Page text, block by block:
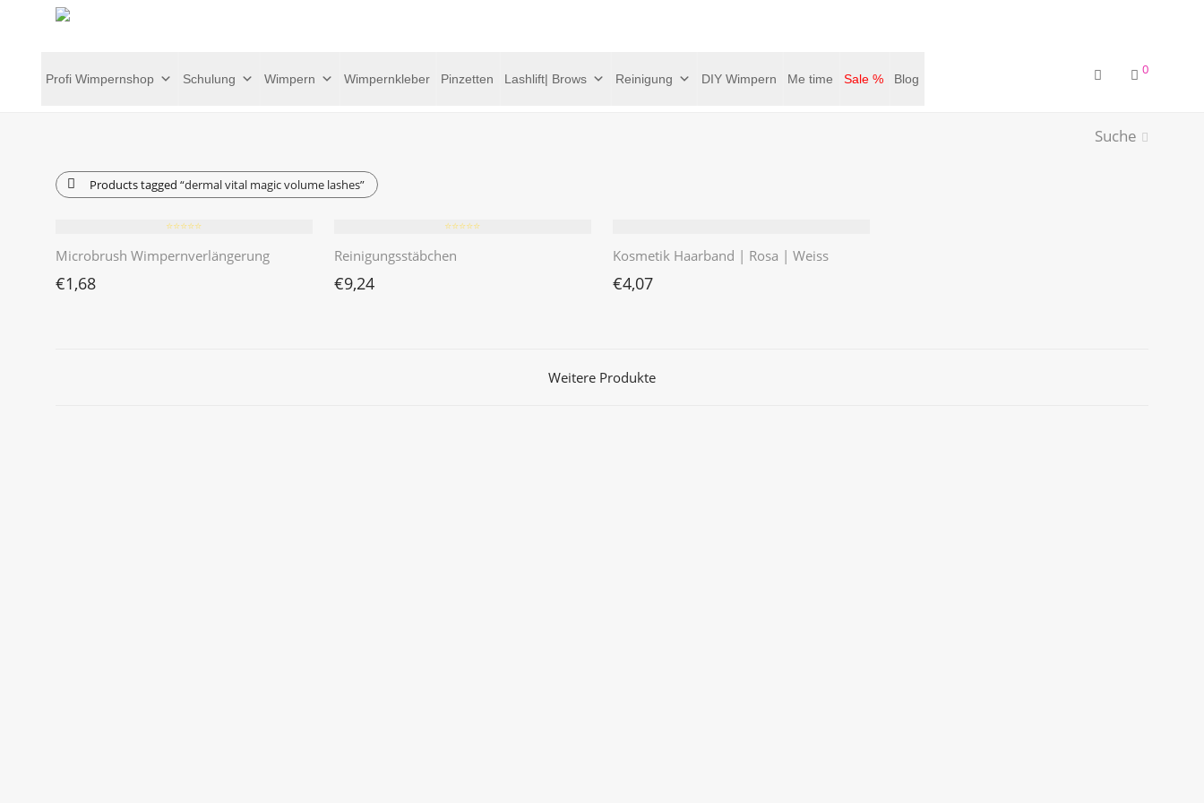
Profi Wimpernshop Schulung Wimpern Wimpernkleber Pinzetten Lashlift| Brows Reinigung DIY Wimpern Me time Sale % Blog
0
Suche
Products tagged “dermal vital magic volume lashes”
⭐️⭐️⭐️⭐️⭐️
Microbrush Wimpernverlängerung
€1,68
⭐️⭐️⭐️⭐️⭐️
Reinigungsstäbchen
€9,24
Kosmetik Haarband | Rosa | Weiss
€4,07
Weitere Produkte